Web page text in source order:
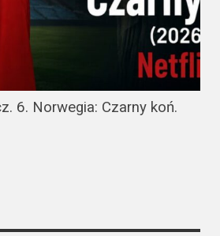
6. Norwegia: Czarny koń.